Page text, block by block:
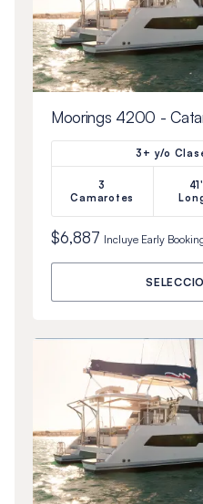
Moorings 4200 -
3+ y/o
3
Camarotes
$6,887 Incluye Early